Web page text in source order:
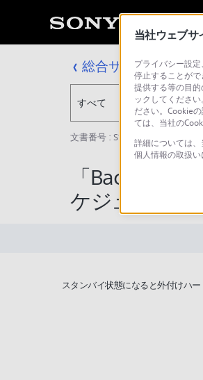
総合サポート・お
すべて
文書番号 : S1110278037775 / 最
「Backup
ケジュール通
スタンバイ状態になると外付けハ
当社ウェブサ
プライバシー設
停止することが
提供する等の目
ックしてくださ
ださい。Cookie
ては、当社の
詳細については
個人情報の取扱い